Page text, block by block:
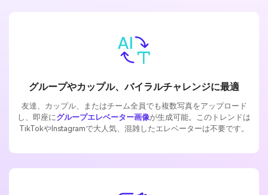
グループやカップル、バイラルチャレンジに最適
友達、カップル、またはチーム全員でも複数写真をアップロード
し、即座に グループエレベーター画像が生成可能。このトレンドは
TikTokやInstagramで大人気、混雑したエレベーターは不要です。